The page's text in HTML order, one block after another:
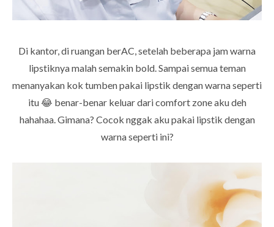
Di kantor, di ruangan berAC, setelah beberapa jam warna
lipstiknya malah semakin bold. Sampai semua teman
menanyakan kok tumben pakai lipstik dengan warna seperti
itu 😂 benar-benar keluar dari comfort zone aku deh
hahahaa. Gimana? Cocok nggak aku pakai lipstik dengan
warna seperti ini?